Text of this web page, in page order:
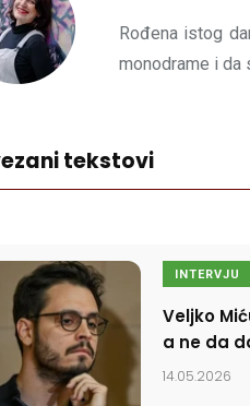
Rođena istog
monodrame i da
tekstovi
INTERVJU
Veljko
a ne da
14.05.2026